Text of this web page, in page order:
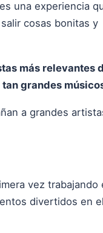
una experiencia
cosas bonitas y
más relevantes
grandes
a grandes
vez trabajando
divertidos en